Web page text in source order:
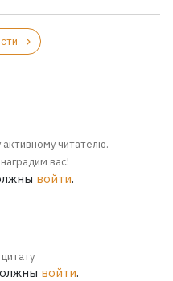
читателю.
вас!
войти.
войти.